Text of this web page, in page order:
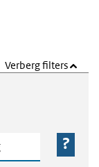
Verberg filters